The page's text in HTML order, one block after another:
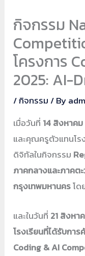
กิจกรรม
โครงการ
2025: AI-
/กิจกรรม / By
เมื่อวันที่ 14 สิงหาค
และคุณครูตัวแทนโร
ดิจิทัลในกิจกรรม
ภาคกลางและภาคต
กรุงเทพมหานครโด
และในวันที่ 21 สิงหา
โรงเรียนที่ได้รับการ
Coding & AI